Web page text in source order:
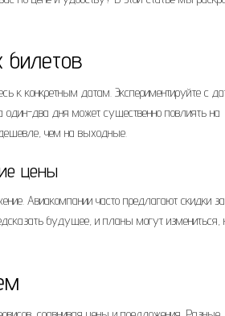
к конкретным датам. Экспериментируйте с
два дня может существенно повлиять на
чем на выходные.
цены
Авиакомпании часто предлагают скидки за
будущее, и планы могут измениться,